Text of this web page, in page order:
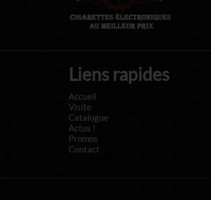
Liens rapides
Accueil
Visite
Catalogue
Actus !
Promos
Contact